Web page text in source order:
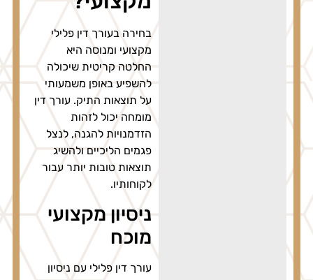
בחירה בעורך דין פלילי
מקצועי ומנוסה היא
החלטה קריטית שיכולה
להשפיע באופן משמעותי
על תוצאות התיק. עורך דין
מומחה יכול לזהות
הזדמנויות להגנה, לנצל
פגמים הליכיים ולהשיג
תוצאות טובות יותר עבור
לקוחותיו.
ניסיון מקצועי
מוכח
עורך דין פלילי עם ניסיון